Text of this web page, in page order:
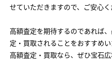
せていただきますので、ご安心く
高額査定を期待するのであれば
定・買取されることをおすすめ
高額査定・買取なら、ぜひ宝石